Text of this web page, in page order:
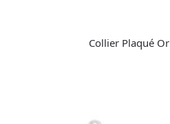
Collier Plaqué Or